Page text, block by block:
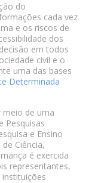
do
cada vez
e os riscos de
dos
em todos
civil e o
uma das bases
Determinada
meio de uma
Pesquisas
e Ensino
Ciência,
é exercida
representantes,